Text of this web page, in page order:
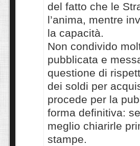
del fatto che le
l’anima, mentre
la capacità.
Non condivido
pubblicata e
questione di
dei soldi per
procede per la
forma definitiva:
meglio chiarirle
stampe.